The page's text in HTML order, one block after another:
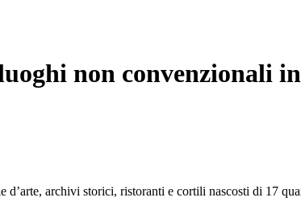
non convenzionali
archivi storici, ristoranti e cortili nascosti di 17